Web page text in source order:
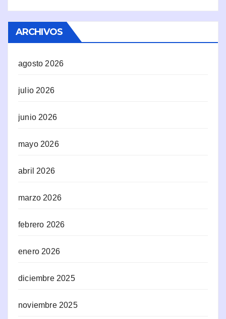
ARCHIVOS
agosto 2026
julio 2026
junio 2026
mayo 2026
abril 2026
marzo 2026
febrero 2026
enero 2026
diciembre 2025
noviembre 2025